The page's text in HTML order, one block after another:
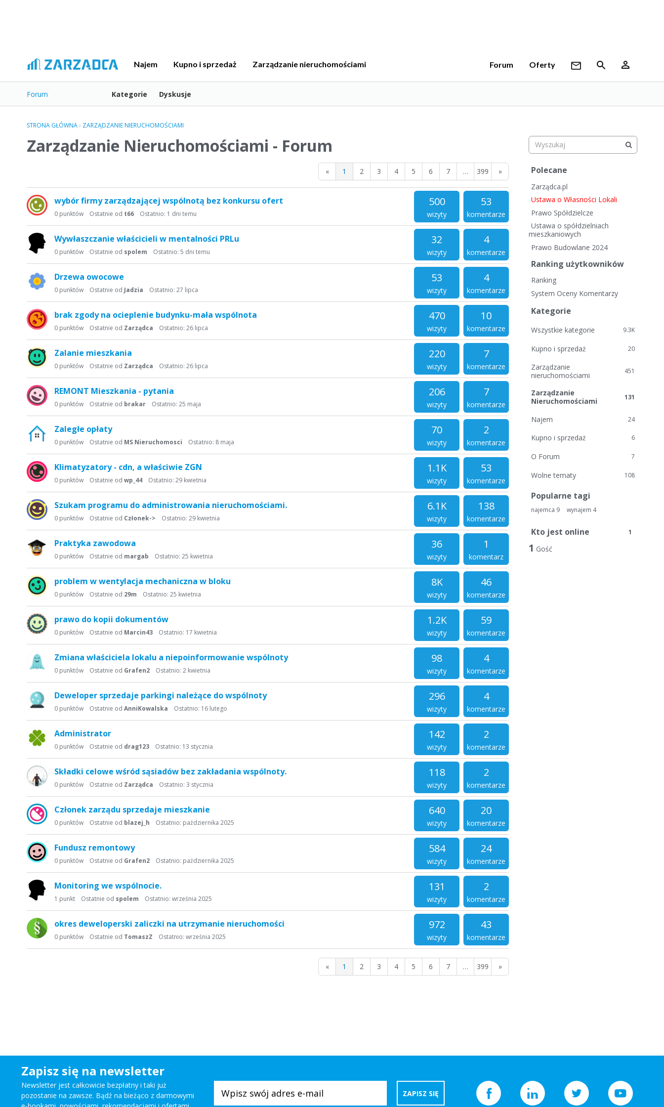
Najem Kupno i sprzedaż Zarządzanie nieruchomościami Forum Oferty
Forum Kategorie Dyskusje
STRONA GŁÓWNA› ZARZĄDZANIE NIERUCHOMOŚCIAMI
Zarządzanie Nieruchomościami - Forum
« 1 2 3 4 5 6 7 … 399 »
i
s
t
a
d
k
u
s
y
j
wybór firmy zarządzającej wspólnotą bez konkursu ofert 500
wizyty
53
komentarze
0 punktów Ostatnie od t66 Ostatnio: 1 dni temu
Wywłaszczanie właścicieli w mentalności PRLu 32
wizyty
4
komentarze
0 punktów Ostatnie od spolem Ostatnio: 5 dni temu
Drzewa owocowe 53
wizyty
4
komentarze
0 punktów Ostatnie od Jadzia Ostatnio: 27 lipca
brak zgody na ocieplenie budynku-mała wspólnota 470
wizyty
10
komentarze
0 punktów Ostatnie od Zarządca Ostatnio: 26 lipca
Zalanie mieszkania 220
wizyty
7
komentarze
0 punktów Ostatnie od Zarządca Ostatnio: 26 lipca
REMONT Mieszkania - pytania 206
wizyty
7
komentarze
0 punktów Ostatnie od brakar Ostatnio: 25 maja
Zaległe opłaty 70
wizyty
2
komentarze
0 punktów Ostatnie od MS Nieruchomosci Ostatnio: 8 maja
Klimatyzatory - cdn, a właściwie ZGN 1.1K
wizyty
53
komentarze
0 punktów Ostatnie od wp_44 Ostatnio: 29 kwietnia
Szukam programu do administrowania nieruchomościami. 6.1K
wizyty
138
komentarze
0 punktów Ostatnie od Członek-> Ostatnio: 29 kwietnia
Praktyka zawodowa 36
wizyty
1
komentarz
0 punktów Ostatnie od margab Ostatnio: 25 kwietnia
problem w wentylacja mechaniczna w bloku 8K
wizyty
46
komentarze
0 punktów Ostatnie od 29m Ostatnio: 25 kwietnia
prawo do kopii dokumentów 1.2K
wizyty
59
komentarze
0 punktów Ostatnie od Marcin43 Ostatnio: 17 kwietnia
Zmiana właściciela lokalu a niepoinformowanie wspólnoty 98
wizyty
4
komentarze
0 punktów Ostatnie od Grafen2 Ostatnio: 2 kwietnia
Deweloper sprzedaje parkingi należące do wspólnoty 296
wizyty
4
komentarze
0 punktów Ostatnie od AnniKowalska Ostatnio: 16 lutego
Administrator 142
wizyty
2
komentarze
0 punktów Ostatnie od drag123 Ostatnio: 13 stycznia
Składki celowe wśród sąsiadów bez zakładania wspólnoty. 118
wizyty
2
komentarze
0 punktów Ostatnie od Zarządca Ostatnio: 3 stycznia
Członek zarządu sprzedaje mieszkanie 640
wizyty
20
komentarze
0 punktów Ostatnie od blazej_h Ostatnio: października 2025
Fundusz remontowy 584
wizyty
24
komentarze
0 punktów Ostatnie od Grafen2 Ostatnio: października 2025
Monitoring we wspólnocie. 131
wizyty
2
komentarze
1 punkt Ostatnie od spolem Ostatnio: września 2025
okres deweloperski zaliczki na utrzymanie nieruchomości 972
wizyty
43
komentarze
0 punktów Ostatnie od TomaszZ Ostatnio: września 2025
« 1 2 3 4 5 6 7 … 399 »
S
y
b
k
e
n
k
Polecane
Zarządca.pl
Ustawa o Własności Lokali
Prawo Spółdzielcze
Ustawa o spółdzielniach
mieszkaniowych
Prawo Budowlane 2024
Ranking użytkowników
Ranking
System Oceny Komentarzy
Kategorie
9.3K
Wszystkie kategorie
20
Kupno i sprzedaż
451
Zarządzanie
nieruchomościami
131
Zarządzanie
Nieruchomościami
24
Najem
6
Kupno i sprzedaż
7
O Forum
108
Wolne tematy
Popularne tagi
najemca 9 wynajem 4
Kto jest online 1
1 Gość
Zapisz się na newsletter
Newsletter jest całkowicie bezpłatny i taki już
pozostanie na zawsze. Bądź na bieżąco z darmowymi